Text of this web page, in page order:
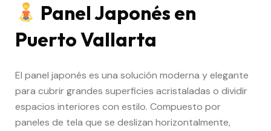
Panel Japonés en
Puerto Vallarta
El panel japonés es una solución moderna y elegante
para cubrir grandes superficies acristaladas o dividir
espacios interiores con estilo. Compuesto por
paneles de tela que se deslizan horizontalmente,